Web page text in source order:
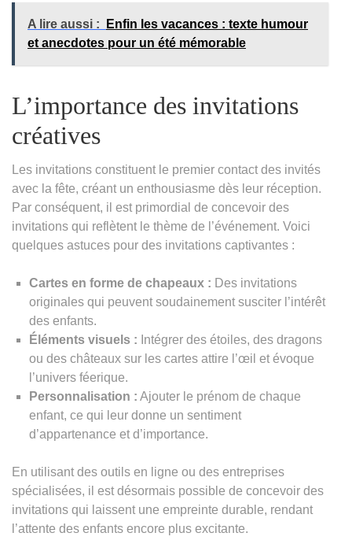
A lire aussi :
Enfin les vacances : texte humour
et anecdotes pour un été mémorable
L’importance des invitations
créatives
Les invitations constituent le premier contact des invités
avec la fête, créant un enthousiasme dès leur réception.
Par conséquent, il est primordial de concevoir des
invitations qui reflètent le thème de l’événement. Voici
quelques astuces pour des invitations captivantes :
Cartes en forme de chapeaux : Des invitations
originales qui peuvent soudainement susciter l’intérêt
des enfants.
Éléments visuels : Intégrer des étoiles, des dragons
ou des châteaux sur les cartes attire l’œil et évoque
l’univers féerique.
Personnalisation : Ajouter le prénom de chaque
enfant, ce qui leur donne un sentiment
d’appartenance et d’importance.
En utilisant des outils en ligne ou des entreprises
spécialisées, il est désormais possible de concevoir des
invitations qui laissent une empreinte durable, rendant
l’attente des enfants encore plus excitante.